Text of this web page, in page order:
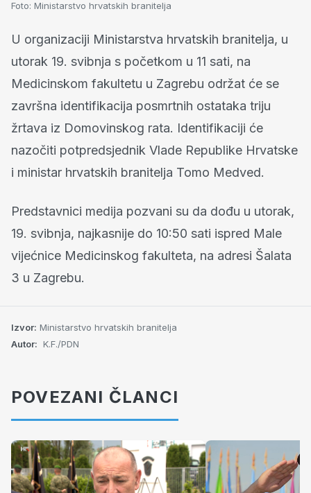
Foto: Ministarstvo hrvatskih branitelja
U organizaciji Ministarstva hrvatskih branitelja, u
utorak 19. svibnja s početkom u 11 sati, na
Medicinskom fakultetu u Zagrebu održat će se
završna identifikacija posmrtnih ostataka triju
žrtava iz Domovinskog rata. Identifikaciji će
nazočiti potpredsjednik Vlade Republike Hrvatske
i ministar hrvatskih branitelja Tomo Medved.
Predstavnici medija pozvani su da dođu u utorak,
19. svibnja, najkasnije do 10:50 sati ispred Male
vijećnice Medicinskog fakulteta, na adresi Šalata
3 u Zagrebu.
Izvor: Ministarstvo hrvatskih branitelja
Autor: K.F./PDN
POVEZANI ČLANCI